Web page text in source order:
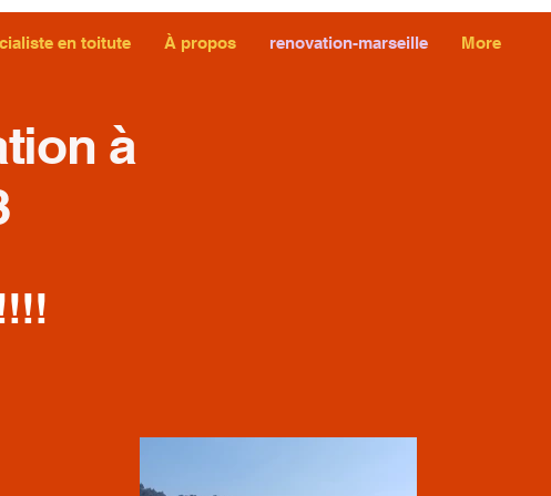
en toitute À propos renovation-marseille More
à